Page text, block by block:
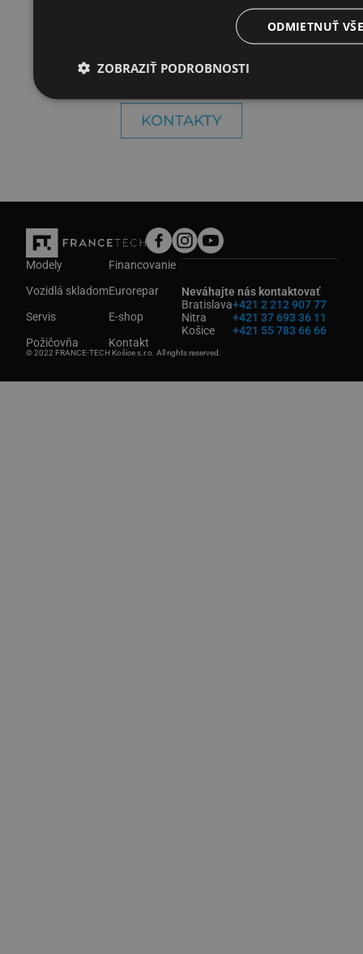
OTVÁRACIE HODINY
So – Ne: zatvorené
KONTAKTY
Modely
Vozidlá skladom
Servis
Požičovňa
Financovanie
Eurorepar
E-shop
Kontakt
Neváhajte nás kontaktovať
Bratislava
Nitra
Košice
+421 2 212 907 77
+421 37 693 36 11
+421 55 783 66 66
© 2022 FRANCE-TECH Košice s.r.o. All rights reserved.
ODMIETNUŤ
ZOBRAZIŤ PODROBNOSTI